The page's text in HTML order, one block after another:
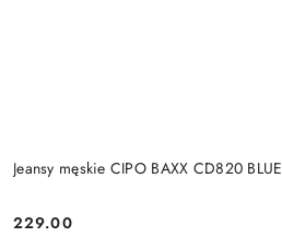
Jeansy męskie CIPO BAXX CD820 BLUE
Cena:
229.00